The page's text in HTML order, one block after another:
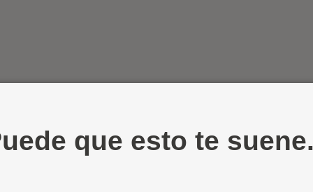
que esto te